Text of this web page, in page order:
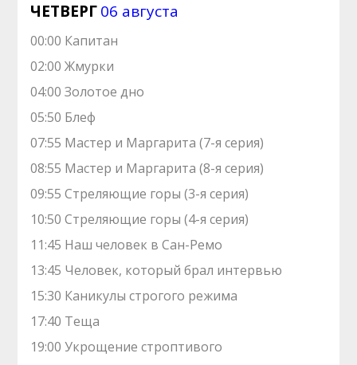
ЧЕТВЕРГ06 августа
00:00 Капитан
02:00 Жмурки
04:00 Золотое дно
05:50 Блеф
07:55 Мастер и Маргарита (7-я серия)
08:55 Мастер и Маргарита (8-я серия)
09:55 Стреляющие горы (3-я серия)
10:50 Стреляющие горы (4-я серия)
11:45 Наш человек в Сан-Ремо
13:45 Человек, который брал интервью
15:30 Каникулы строгого режима
17:40 Теща
19:00 Укрощение строптивого